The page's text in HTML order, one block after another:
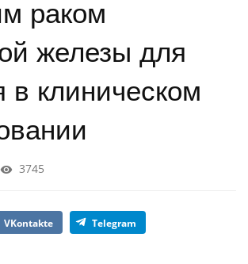
раком
железы для
в клиническом
3745
VKontakte Telegram